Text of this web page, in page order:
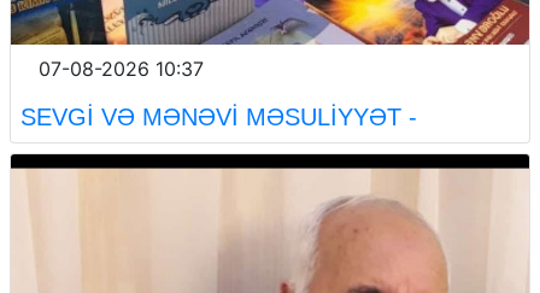
07-08-2026 10:37
SEVGİ VƏ MƏNƏVİ MƏSULİYYƏT -